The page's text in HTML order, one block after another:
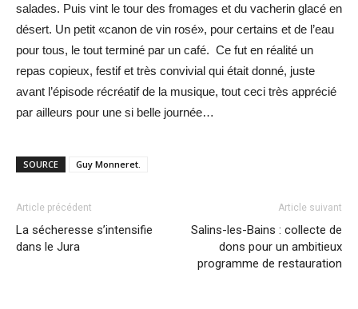
salades. Puis vint le tour des fromages et du vacherin glacé en
désert. Un petit «canon de vin rosé», pour certains et de l’eau
pour tous, le tout terminé par un café. Ce fut en réalité un
repas copieux, festif et très convivial qui était donné, juste
avant l’épisode récréatif de la musique, tout ceci très apprécié
par ailleurs pour une si belle journée…
SOURCE Guy Monneret.
Article précédent
La sécheresse s’intensifie
dans le Jura
Article suivant
Salins-les-Bains : collecte de
dons pour un ambitieux
programme de restauration